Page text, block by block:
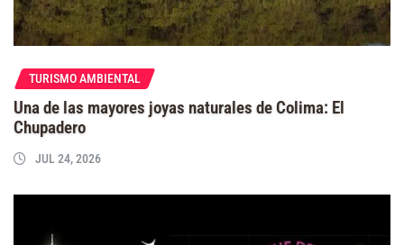
TURISMO AMBIENTAL
Una de las mayores joyas naturales de Colima: El
Chupadero
JUL 24, 2026